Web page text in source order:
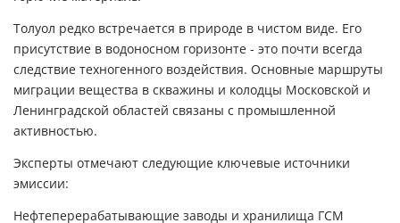
Толуол редко встречается в природе в чистом виде. Его
присутствие в водоносном горизонте - это почти всегда
следствие техногенного воздействия. Основные маршруты
миграции вещества в скважины и колодцы Московской и
Ленинградской областей связаны с промышленной
активностью.
Эксперты отмечают следующие ключевые источники
эмиссии:
Нефтеперерабатывающие заводы и хранилища ГСМ